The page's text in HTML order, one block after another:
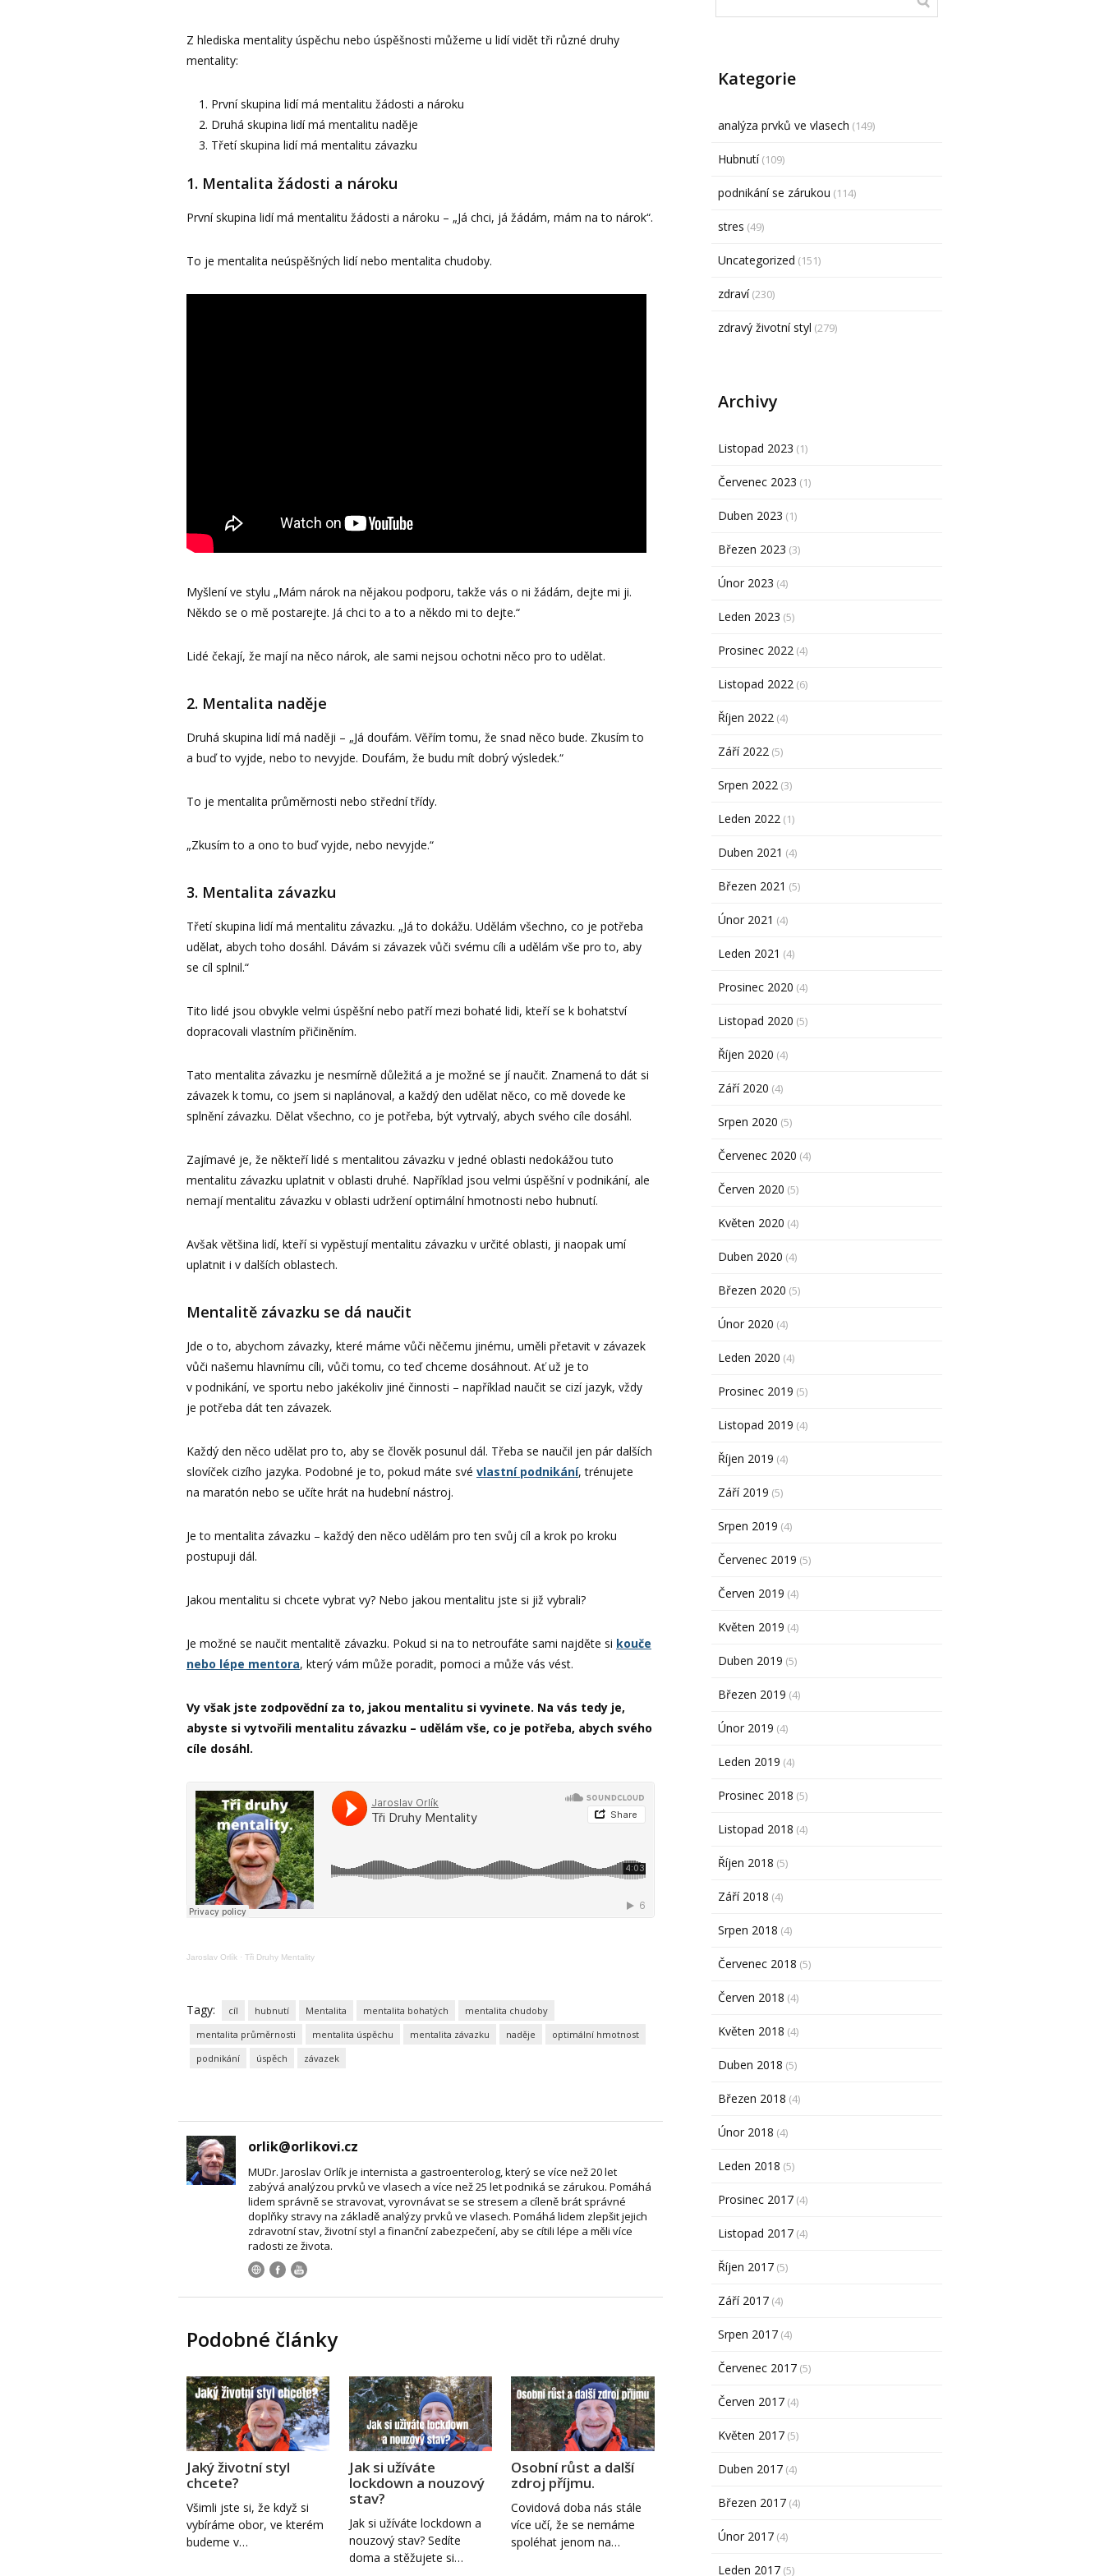
Z hlediska mentality úspěchu nebo úspěšnosti můžeme u lidí vidět tři různé druhy
mentality:
První skupina lidí má mentalitu žádosti a nároku
Druhá skupina lidí má mentalitu naděje
Třetí skupina lidí má mentalitu závazku
1. Mentalita žádosti a nároku
První skupina lidí má mentalitu žádosti a nároku – „Já chci, já žádám, mám na to nárok“.
To je mentalita neúspěšných lidí nebo mentalita chudoby.
Myšlení ve stylu „Mám nárok na nějakou podporu, takže vás o ni žádám, dejte mi ji.
Někdo se o mě postarejte. Já chci to a to a někdo mi to dejte.“
Lidé čekají, že mají na něco nárok, ale sami nejsou ochotni něco pro to udělat.
2. Mentalita naděje
Druhá skupina lidí má naději – „Já doufám. Věřím tomu, že snad něco bude. Zkusím to
a buď to vyjde, nebo to nevyjde. Doufám, že budu mít dobrý výsledek.“
To je mentalita průměrnosti nebo střední třídy.
„Zkusím to a ono to buď vyjde, nebo nevyjde.“
3. Mentalita závazku
Třetí skupina lidí má mentalitu závazku. „Já to dokážu. Udělám všechno, co je potřeba
udělat, abych toho dosáhl. Dávám si závazek vůči svému cíli a udělám vše pro to, aby
se cíl splnil.“
Tito lidé jsou obvykle velmi úspěšní nebo patří mezi bohaté lidi, kteří se k bohatství
dopracovali vlastním přičiněním.
Tato mentalita závazku je nesmírně důležitá a je možné se jí naučit. Znamená to dát si
závazek k tomu, co jsem si naplánoval, a každý den udělat něco, co mě dovede ke
splnění závazku. Dělat všechno, co je potřeba, být vytrvalý, abych svého cíle dosáhl.
Zajímavé je, že někteří lidé s mentalitou závazku v jedné oblasti nedokážou tuto
mentalitu závazku uplatnit v oblasti druhé. Například jsou velmi úspěšní v podnikání, ale
nemají mentalitu závazku v oblasti udržení optimální hmotnosti nebo hubnutí.
Avšak většina lidí, kteří si vypěstují mentalitu závazku v určité oblasti, ji naopak umí
uplatnit i v dalších oblastech.
Mentalitě závazku se dá naučit
Jde o to, abychom závazky, které máme vůči něčemu jinému, uměli přetavit v závazek
vůči našemu hlavnímu cíli, vůči tomu, co teď chceme dosáhnout. Ať už je to
v podnikání, ve sportu nebo jakékoliv jiné činnosti – například naučit se cizí jazyk, vždy
je potřeba dát ten závazek.
Každý den něco udělat pro to, aby se člověk posunul dál. Třeba se naučil jen pár dalších
slovíček cizího jazyka. Podobné je to, pokud máte své vlastní podnikání, trénujete
na maratón nebo se učíte hrát na hudební nástroj.
Je to mentalita závazku – každý den něco udělám pro ten svůj cíl a krok po kroku
postupuji dál.
Jakou mentalitu si chcete vybrat vy? Nebo jakou mentalitu jste si již vybrali?
Je možné se naučit mentalitě závazku. Pokud si na to netroufáte sami najděte si kouče
nebo lépe mentora, který vám může poradit, pomoci a může vás vést.
Vy však jste zodpovědní za to, jakou mentalitu si vyvinete. Na vás tedy je,
abyste si vytvořili mentalitu závazku – udělám vše, co je potřeba, abych svého
cíle dosáhl.
Jaroslav Orlík · Tři Druhy Mentality
Tagy: cíl hubnutí Mentalita mentalita bohatých
mentalita chudoby
mentalita průměrnosti
mentalita úspěchu mentalita závazku naděje
optimální hmotnost
podnikání
úspěch závazek
orlik@orlikovi.cz
MUDr. Jaroslav Orlík je internista a gastroenterolog, který se více než 20 let
zabývá analýzou prvků ve vlasech a více než 25 let podniká se zárukou. Pomáhá
lidem správně se stravovat, vyrovnávat se se stresem a cíleně brát správné
doplňky stravy na základě analýzy prvků ve vlasech. Pomáhá lidem zlepšit jejich
zdravotní stav, životní styl a finanční zabezpečení, aby se cítili lépe a měli více
radosti ze života.
Podobné články
Jaký životní styl
chcete?
Všimli jste si, že když si
vybíráme obor, ve kterém
budeme v…
Jak si užíváte
lockdown a nouzový
stav?
Jak si užíváte lockdown a
nouzový stav? Sedíte
doma a stěžujete si…
Osobní růst a další
zdroj příjmu.
Covidová doba nás stále
více učí, že se nemáme
spoléhat jenom na…
Kategorie
analýza prvků ve vlasech (149)
Hubnutí(109)
podnikání se zárukou (114)
stres (49)
Uncategorized (151)
zdraví(230)
zdravý životní styl (279)
Archivy
Listopad 2023 (1)
Červenec 2023 (1)
Duben 2023 (1)
Březen 2023 (3)
Únor 2023 (4)
Leden 2023 (5)
Prosinec 2022 (4)
Listopad 2022 (6)
Říjen 2022 (4)
Září 2022 (5)
Srpen 2022 (3)
Leden 2022 (1)
Duben 2021 (4)
Březen 2021 (5)
Únor 2021 (4)
Leden 2021 (4)
Prosinec 2020 (4)
Listopad 2020 (5)
Říjen 2020 (4)
Září 2020 (4)
Srpen 2020 (5)
Červenec 2020 (4)
Červen 2020 (5)
Květen 2020 (4)
Duben 2020 (4)
Březen 2020 (5)
Únor 2020 (4)
Leden 2020 (4)
Prosinec 2019 (5)
Listopad 2019 (4)
Říjen 2019 (4)
Září 2019 (5)
Srpen 2019 (4)
Červenec 2019 (5)
Červen 2019 (4)
Květen 2019 (4)
Duben 2019 (5)
Březen 2019 (4)
Únor 2019 (4)
Leden 2019 (4)
Prosinec 2018 (5)
Listopad 2018 (4)
Říjen 2018 (5)
Září 2018 (4)
Srpen 2018 (4)
Červenec 2018 (5)
Červen 2018 (4)
Květen 2018 (4)
Duben 2018 (5)
Březen 2018 (4)
Únor 2018 (4)
Leden 2018 (5)
Prosinec 2017 (4)
Listopad 2017 (4)
Říjen 2017 (5)
Září 2017 (4)
Srpen 2017 (4)
Červenec 2017 (5)
Červen 2017 (4)
Květen 2017 (5)
Duben 2017 (4)
Březen 2017 (4)
Únor 2017 (4)
Leden 2017 (5)